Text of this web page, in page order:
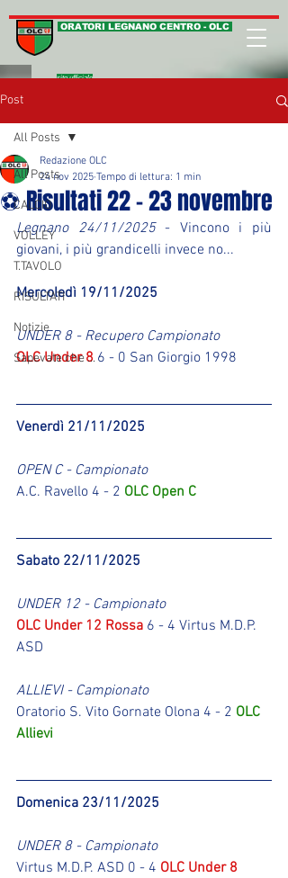
ORATORI LEGNANO CENTRO - OLC
sito ufficiale
Post
All Posts
CALCIO
VOLLEY
T.TAVOLO
RISULTATI
Notizie
Sapevate che ...
All Posts
⚽ Risultati 22 - 23 novembre
Redazione OLC
24 nov 2025 Tempo di lettura: 1 min
Legnano 24/11/2025 - Vincono i più
giovani, i più grandicelli invece no...
Mercoledì 19/11/2025
UNDER 8 - Recupero Campionato
OLC Under 8 6 - 0 San Giorgio 1998
Venerdì 21/11/2025
OPEN C - Campionato
A.C. Ravello 4 - 2 OLC Open C
Sabato 22/11/2025
UNDER 12 - Campionato
OLC Under 12 Rossa 6 - 4 Virtus M.D.P.
ASD
ALLIEVI - Campionato
Oratorio S. Vito Gornate Olona 4 - 2 OLC
Allievi
Domenica 23/11/2025
UNDER 8 - Campionato
Virtus M.D.P. ASD 0 - 4 OLC Under 8